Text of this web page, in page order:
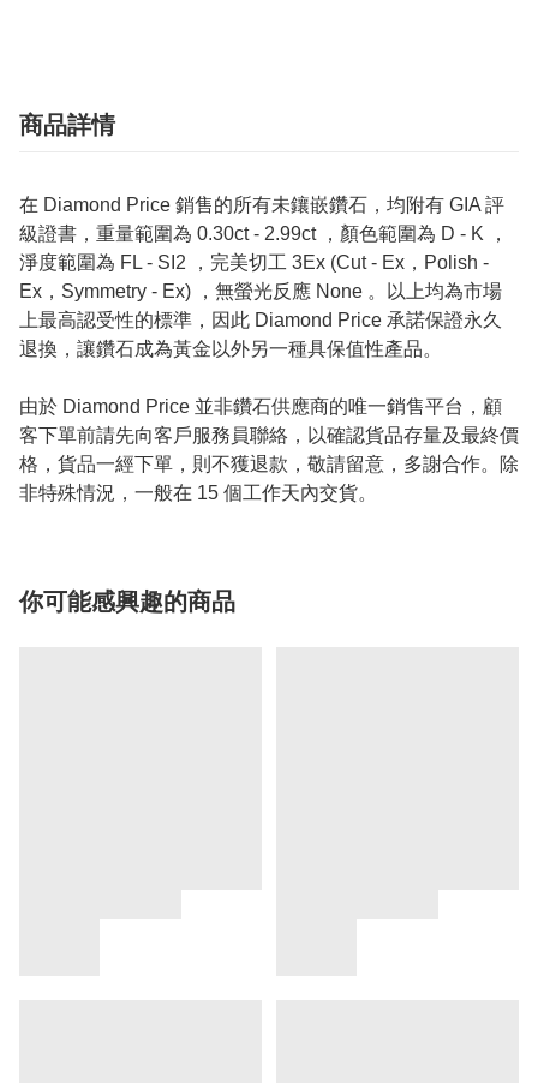
商品詳情
在 Diamond Price 銷售的所有未鑲嵌鑽石，均附有 GIA 評
級證書，重量範圍為 0.30ct - 2.99ct ，顏色範圍為 D - K ，
淨度範圍為 FL - SI2 ，完美切工 3Ex (Cut - Ex，Polish -
Ex，Symmetry - Ex) ，無螢光反應 None 。以上均為市場
上最高認受性的標準，因此 Diamond Price 承諾保證永久
退換，讓鑽石成為黃金以外另一種具保值性產品。
由於 Diamond Price 並非鑽石供應商的唯一銷售平台，顧
客下單前請先向客戶服務員聯絡，以確認貨品存量及最終價
格，貨品一經下單，則不獲退款，敬請留意，多謝合作。除
非特殊情況，一般在 15 個工作天內交貨。
你可能感興趣的商品